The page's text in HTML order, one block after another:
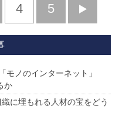
4 5
へ
モノのインターネット」
か
に埋もれる人材の宝をどう